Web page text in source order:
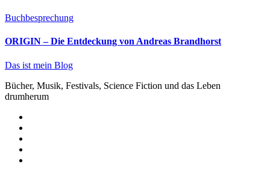
Buchbesprechung
ORIGIN – Die Entdeckung von Andreas Brandhorst
Das ist mein Blog
Bücher, Musik, Festivals, Science Fiction und das Leben
drumherum